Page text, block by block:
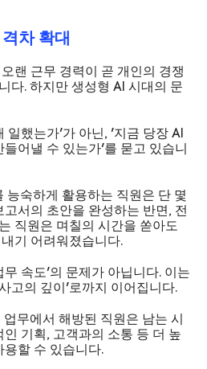
차 확대
랜 근무 경력이 곧 개인의 경쟁
다. 하지만 생성형 AI 시대의 문
일했는가'가 아닌, '지금 당장 AI
어낼 수 있는가'를 묻고 있습니
능숙하게 활용하는 직원은 단 몇
서의 초안을 완성하는 반면, 전
직원은 며칠의 시간을 쏟아도
기 어려워졌습니다.
속도'의 문제가 아닙니다. 이는
고의 깊이'로까지 이어집니다.
무에서 해방된 직원은 남는 시
기획, 고객과의 소통 등 더 높
용할 수 있습니다.